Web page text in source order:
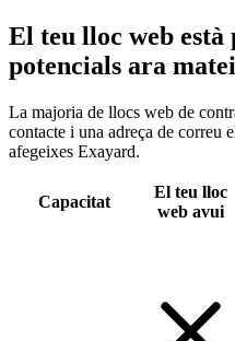
El teu lloc web està
potencials ara
La majoria de llocs web de
contacte i una adreça de correu
afegeixes Exayard.
Capacitat
El teu lloc
web avui